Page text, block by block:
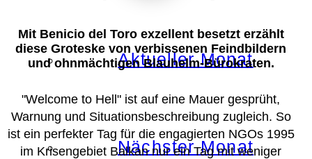
Aktueller Monat
Nächster Monat
Mit Benicio del Toro exzellent besetzt erzählt
diese Groteske von verbissenen Feindbildern
und ohnmächtigen Blauhelm-Bürokraten.
"Welcome to Hell" ist auf eine Mauer gesprüht,
Warnung und Situationsbeschreibung zugleich. So
ist ein perfekter Tag für die engagierten NGOs 1995
im Krisengebiet Balkan nur ein Tag mit weniger